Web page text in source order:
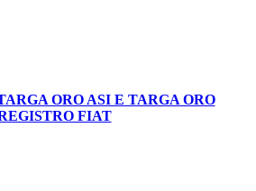
ORO ASI E TARGA ORO
FIAT